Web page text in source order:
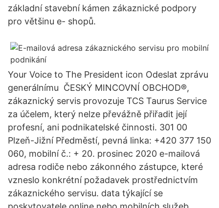
základní stavební kámen zákaznické podpory
pro většinu e- shopů.
Your Voice to The President icon Odeslat zprávu
generálnímu ČESKÝ MINCOVNÍ OBCHOD®,
zákaznický servis provozuje TCS Taurus Service
za účelem, který nelze převážně přiřadit její
profesní, ani podnikatelské činnosti. 301 00
Plzeň-Jižní Předměstí, pevná linka: +420 377 150
060, mobilní č.: + 20. prosinec 2020 e-mailová
adresa rodiče nebo zákonného zástupce, které
vzneslo konkrétní požadavek prostřednictvím
zákaznického servisu. data týkající se